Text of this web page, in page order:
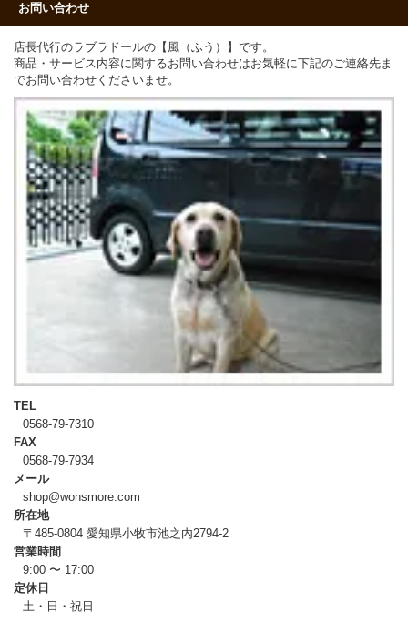
お問い合わせ
店長代行のラブラドールの【風（ふう）】です。
商品・サービス内容に関するお問い合わせはお気軽に下記のご連絡先ま
でお問い合わせくださいませ。
TEL
0568-79-7310
FAX
0568-79-7934
メール
shop@wonsmore.com
所在地
〒485-0804 愛知県小牧市池之内2794-2
営業時間
9:00 〜 17:00
定休日
土・日・祝日